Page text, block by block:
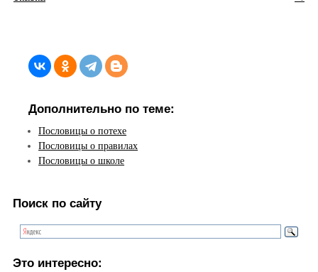
Дополнительно по теме:
Пословицы о потехе
Пословицы о правилах
Пословицы о школе
Поиск по сайту
Это интересно: